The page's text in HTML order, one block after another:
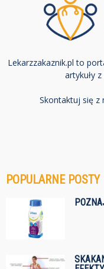
Lekarzzakaznik.pl to
artykuły
Skontaktuj się z
POPULARNE POSTY